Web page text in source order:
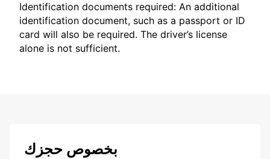
Identification documents required: An additional
identification document, such as a passport or ID
card will also be required. The driver’s license
alone is not sufficient.
بخصوص حجزك